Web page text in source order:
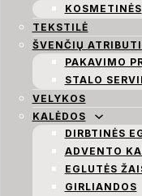
KOSMETINĖS
TEKSTILĖ
ŠVENČIŲ
PAKAVIMO
STALO
VELYKOS
KALĖDOS
DIRBTINĖS
ADVENTO
EGLUTĖS
GIRLIANDOS